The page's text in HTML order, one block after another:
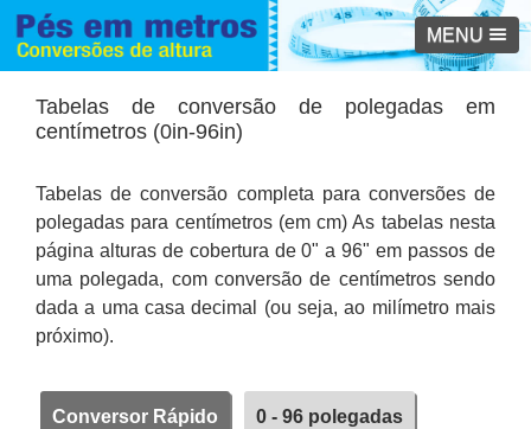
MENU
Tabelas de conversão de polegadas em
centímetros (0in-96in)
Tabelas de conversão completa para conversões de
polegadas para centímetros (em cm) As tabelas nesta
página alturas de cobertura de 0" a 96" em passos de
uma polegada, com conversão de centímetros sendo
dada a uma casa decimal (ou seja, ao milímetro mais
próximo).
Conversor Rápido 0 - 96 polegadas